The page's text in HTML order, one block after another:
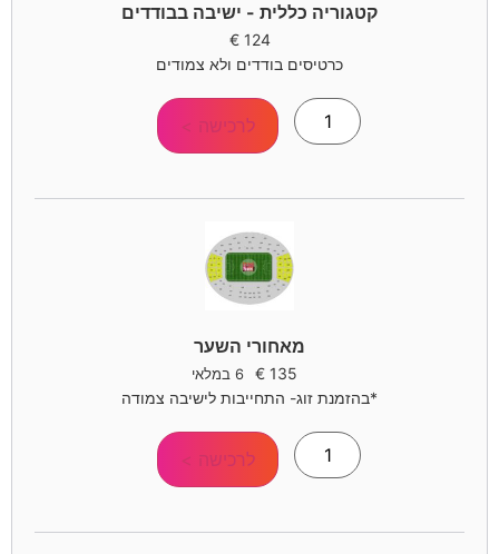
קטגוריה כללית - ישיבה בבודדים
124
€
כרטיסים בודדים ולא צמודים
לרכישה >
מאחורי השער
135
€ 6 במלאי
*בהזמנת זוג- התחייבות לישיבה צמודה
לרכישה >